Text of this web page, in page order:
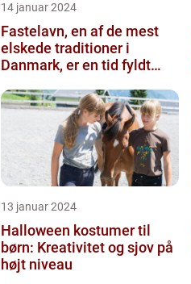
14 januar 2024
Fastelavn, en af de mest
elskede traditioner i
Danmark, er en tid fyldt
fo...
13 januar 2024
Halloween kostumer til
børn: Kreativitet og sjov på
højt niveau